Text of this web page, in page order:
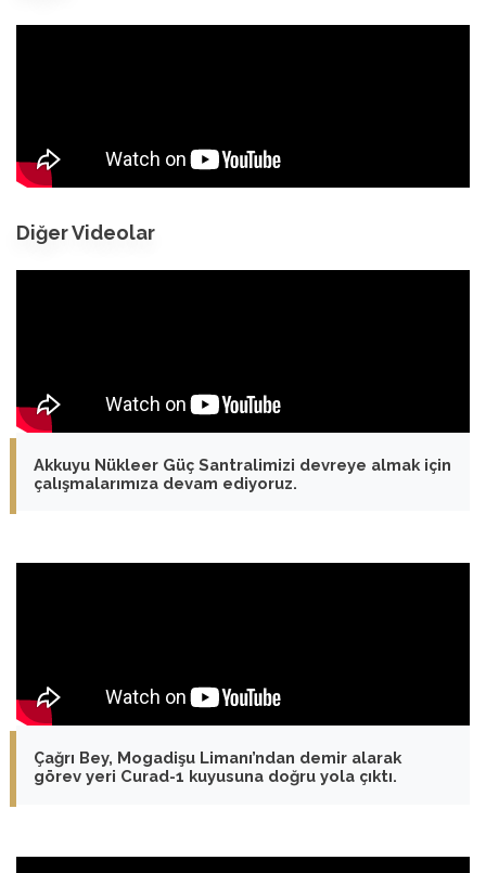
Diğer Videolar
Akkuyu Nükleer Güç Santralimizi devreye almak için
çalışmalarımıza devam ediyoruz.
Çağrı Bey, Mogadişu Limanı’ndan demir alarak
görev yeri Curad-1 kuyusuna doğru yola çıktı.